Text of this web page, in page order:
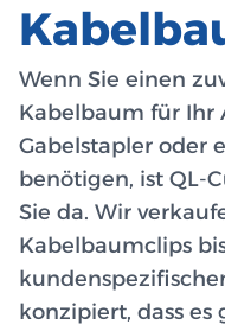
Wenn Sie einen
Kabelbaum für Ihr
Gabelstapler oder
benötigen, ist QL-
Sie da. Wir
Kabelbaumclips
konzipiert, dass